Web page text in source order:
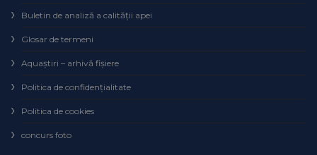
Buletin de analiză a calităţii apei
Glosar de termeni
Aquaștiri – arhivă fișiere
Politica de confidențialitate
Politica de cookies
concurs foto